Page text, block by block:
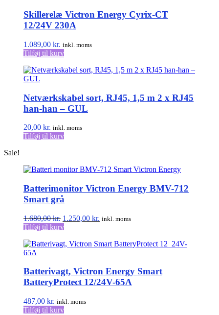
Skillerelæ Victron Energy Cyrix-CT
12/24V 230A
1.089,00 kr. inkl. moms
Tilføj til kurv
Netværkskabel sort, RJ45, 1,5 m 2 x RJ45
han-han – GUL
20,00 kr. inkl. moms
Tilføj til kurv
Sale!
Batterimonitor Victron Energy BMV-712
Smart grå
1.680,00kr. Den
oprindelige
var:
1.250,00 kr. Den
er:
inkl. moms
Tilføj til kurv
Batterivagt, Victron Energy Smart
BatteryProtect 12/24V-65A
487,00 kr. inkl. moms
Tilføj til kurv